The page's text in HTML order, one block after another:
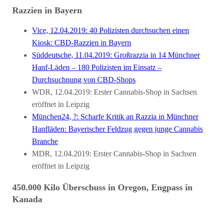
Razzien in Bayern
Vice, 12.04.2019: 40 Polizisten durchsuchen einen
Kiosk: CBD-Razzien in Bayern
Süddeutsche, 11.04.2019: Großrazzia in 14 Münchner
Hanf-Läden – 180 Polizisten im Einsatz –
Durchsuchnung von CBD-Shops
WDR, 12.04.2019: Erster Cannabis-Shop in Sachsen
eröffnet in Leipzig
München24, ?: Scharfe Kritik an Razzia in Münchner
Hanfläden: Bayerischer Feldzug gegen junge Cannabis
Branche
MDR, 12.04.2019: Erster Cannabis-Shop in Sachsen
eröffnet in Leipzig
450.000 Kilo Überschuss in Oregon, Engpass in
Kanada